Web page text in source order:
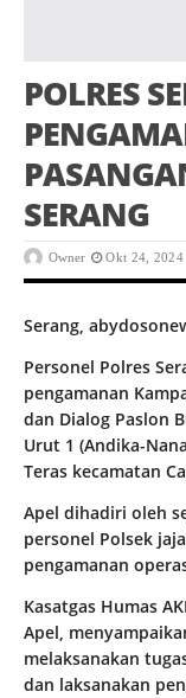
POLRES
SERANG
Owner Okt 24, 2024
Serang,
Personel Polres
pengamanan
dan Dialog Paslon
Urut 1 (Andika-
Teras kecamatan
Apel dihadiri oleh
personel Polsek
pengamanan
Kasatgas Humas
Apel,
melaksanakan
dan laksanakan